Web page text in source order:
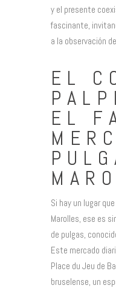
y el presente
fascinante,
a la observación
EL
EL
Si hay un lugar
Marolles, ese es
de pulgas,
Este mercado
Place du Jeu de
bruselense, un